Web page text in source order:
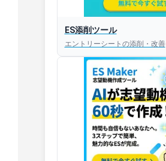
ES添削ツール
エントリーシートの添削・改善